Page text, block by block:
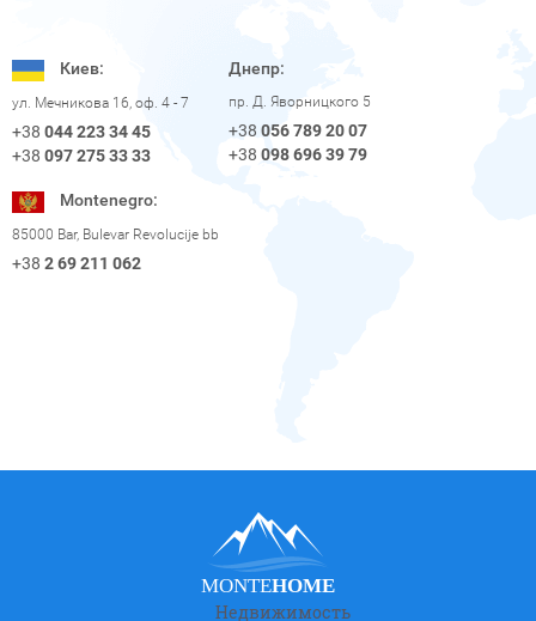
Киев:
ул. Мечникова 16, оф. 4 - 7
+38 044 223 34 45
+38 097 275 33 33
Днепр:
пр. Д. Яворницкого 5
+38 056 789 20 07
+38 098 696 39 79
Montenegro:
85000 Bar, Bulevar Revolucije bb
+38 2 69 211 062
MONTEHOME
Недвижимость